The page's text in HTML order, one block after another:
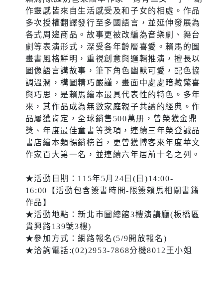
作靈感皆來自生活感受及和子女的相處。作品
多次授權翻譯發行至多國語言，並延伸發展為
各式周邊商品。故事更被改編為音樂劇、舞台
劇等表演形式，深受各年齡層喜愛。賴馬的圖
畫書風格鮮明，重視創意與邏輯推演，擅長以
圖像語言講故事，筆下角色幽默可愛，配色協
調溫潤，構圖精巧嚴謹，畫面中處處暗藏驚喜
與巧思，是賴馬繪本最具代表性的特色。多年
來，其作品成為無數家庭親子共讀的經典。作
品屢獲肯定，全球銷售500萬册，曾榮獲金鼎
獎、年度最佳童書等獎項，連續三年榮登誠品
書店繪本類暢銷榜首，更曾獲博客來年度華文
作家百大第一名，並連續六年居前十名之列。
★活動日期：115年5月24日(日)14:00-
16:00【活動包含簽書時間-限簽賴馬相關書籍
作品】
★活動地點：新北市圖總館3樓演講廳(板橋區
貴興路139號3樓)
★參加方式：網路報名(5/9開放報名)
★洽詢電話:(02)2953-7868分機8012王小姐